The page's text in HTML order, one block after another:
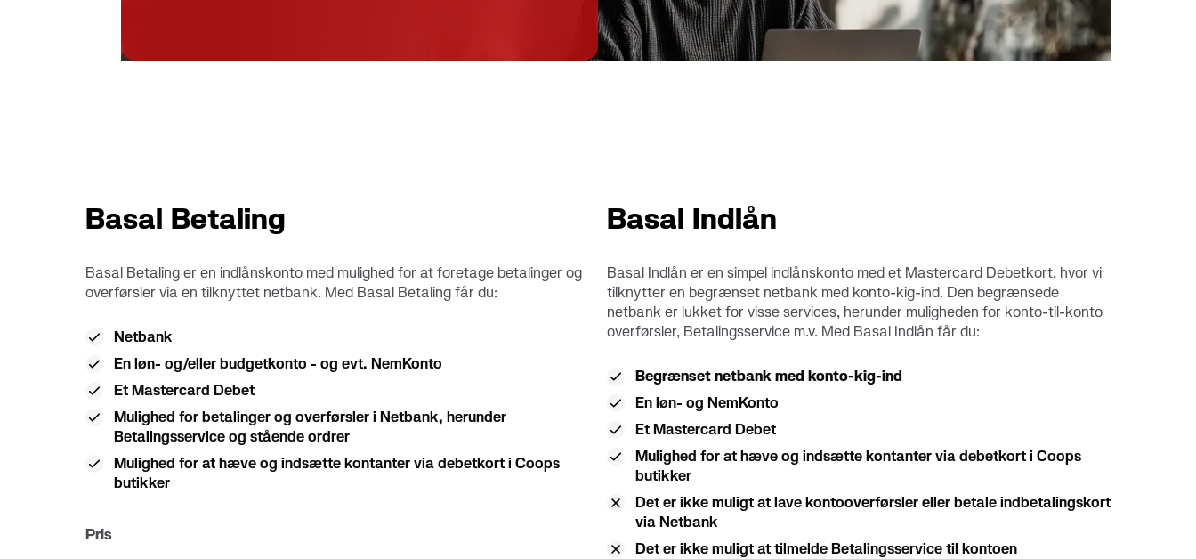
Kortets forbrugsgrænse
Basal Betaling
Basal Betaling er en indlånskonto med mulighed for at foretage betalinger og
overførsler via en tilknyttet netbank. Med Basal Betaling får du:
Netbank
En løn- og/eller budgetkonto - og evt. NemKonto
Et Mastercard Debet
Mulighed for betalinger og overførsler i Netbank, herunder
Betalingsservice og stående ordrer
Mulighed for at hæve og indsætte kontanter via debetkort i Coops
butikker
Pris
Basal Indlån
Basal Indlån er en simpel indlånskonto med et Mastercard Debetkort, hvor vi
tilknytter en begrænset netbank med konto-kig-ind. Den begrænsede
netbank er lukket for visse services, herunder muligheden for konto-til-konto
overførsler, Betalingsservice m.v. Med Basal Indlån får du:
Begrænset netbank med konto-kig-ind
En løn- og NemKonto
Et Mastercard Debet
Mulighed for at hæve og indsætte kontanter via debetkort i Coops
butikker
Det er ikke muligt at lave kontooverførsler eller betale indbetalingskort
via Netbank
Det er ikke muligt at tilmelde Betalingsservice til kontoen